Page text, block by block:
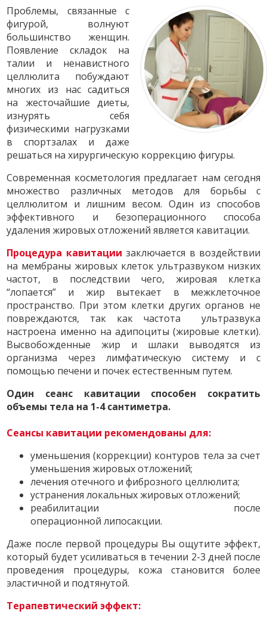
Проблемы, связанные с
фигурой, волнуют
большинство женщин.
Появление складок на
талии и ненавистного
целлюлита побуждают
многих из нас садиться
на жесточайшие диеты,
изнурять себя
физическими нагрузками
в спортзалах и даже
решаться на хирургическую коррекцию фигуры.
Современная косметология предлагает нам сегодня
множество различных методов для борьбы с
целлюлитом и лишним весом. Один из способов
эффективного и безоперационного способа
удаления жировых отложений является кавитации.
Процедура кавитации заключается в воздействии
на мембраны жировых клеток ультразвуком низких
частот, в последствии чего, жировая клетка
“лопается” и жир вытекает в межклеточное
пространство. При этом клетки других органов не
повреждаются, так как частота ультразвука
настроена именно на адипоциты (жировые клетки).
Высвобожденные жир и шлаки выводятся из
организма через лимфатическую систему и с
помощью печени и почек естественным путем.
Один сеанс кавитации способен сократить
объемы тела на 1-4 сантиметра.
Сеансы кавитации рекомендованы для:
уменьшения (коррекции) контуров тела за счет
уменьшения жировых отложений;
лечения отечного и фиброзного целлюлита;
устранения локальных жировых отложений;
реабилитации после
операционной липосакции.
Даже после первой процедуры Вы ощутите эффект,
который будет усиливаться в течении 2-3 дней после
проведения процедуры, кожа становится более
эластичной и подтянутой.
Терапевтический эффект: